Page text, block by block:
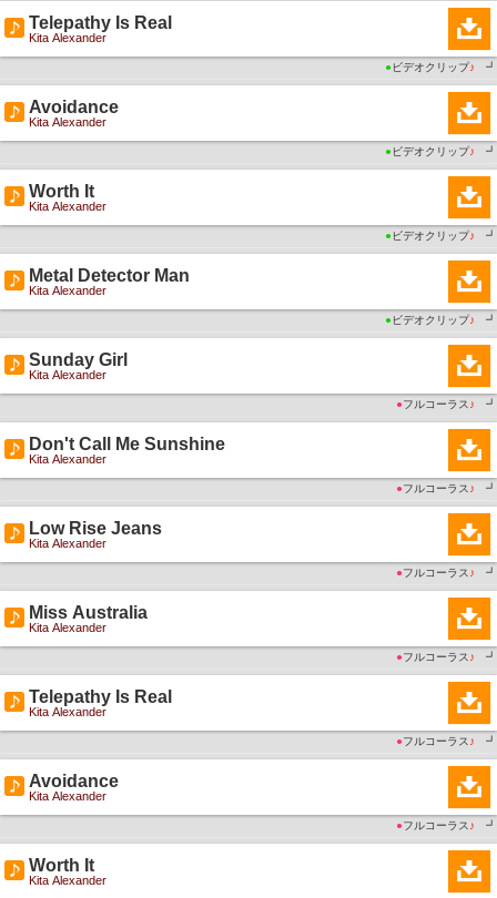
Telepathy Is Real
Kita Alexander
● ビデオクリップ♪ ┛
Avoidance
Kita Alexander
● ビデオクリップ♪ ┛
Worth It
Kita Alexander
● ビデオクリップ♪ ┛
Metal Detector Man
Kita Alexander
● ビデオクリップ♪ ┛
Sunday Girl
Kita Alexander
●フルコーラス ♪ ┛
Don't Call Me Sunshine
Kita Alexander
●フルコーラス ♪ ┛
Low Rise Jeans
Kita Alexander
●フルコーラス ♪ ┛
Miss Australia
Kita Alexander
●フルコーラス ♪ ┛
Telepathy Is Real
Kita Alexander
●フルコーラス ♪ ┛
Avoidance
Kita Alexander
●フルコーラス ♪ ┛
Worth It
Kita Alexander